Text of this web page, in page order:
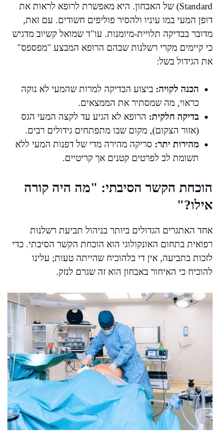
Standard) של האבחון. היא מאפשרת לרופא לראות את
דופן המעי במו עיניו ולהסיר פוליפים חשודים. עם זאת,
מדובר בבדיקה תלויית-מיומנות. עו"ד שמואל קשיוב מדגיש
כי קיימים מקרי רשלנות שבהם הרופא המבצע "מפספס"
את הגידול בשל:
הכנה לקויה: ביצוע הבדיקה למרות שהמעי לא נוקה
כראוי, מה שמסתיר את הממצאים.
בדיקה חלקית: הרופא לא הגיע עד לקצה המעי הגס
(אזור הצקום), מקום שבו מתפתחים גידולים רבים.
מהירות יתר: סריקה מהירה מדי של דפנות המעי ללא
תשומת לב לפרטים קטנים אך קריטיים.
הוכחת הקשר הסיבתי: "מה היה קורה
אילו?"
אחד האתגרים הגדולים ביותר בניהול תביעת רשלנות
רפואית בתחום האונקולוגי הוא הוכחת הקשר הסיבתי. כדי
לזכות בתביעה, אין די בלהוכיח שהייתה טעות; עלינו
להוכיח כי האיחור באבחון הוא זה שגרם לנזק.